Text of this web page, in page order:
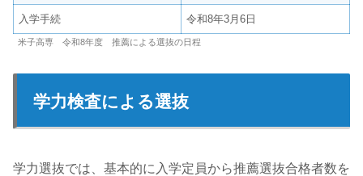
入学手続 令和8年3月6日
米子高専 令和8年度 推薦による選抜の日程
学力検査による選抜
学力選抜では、基本的に入学定員から推薦選抜合格者数を